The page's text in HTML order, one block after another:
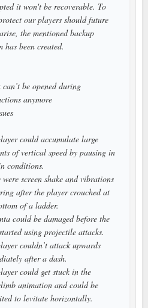
it won't be recoverable. To
our players should future
the mentioned backup
has been created.
can’t be opened during
anymore
could accumulate large
of vertical speed by pausing in
conditions.
were screen shake and vibrations
after the player crouched at
of a ladder.
could be damaged before the
using projectile attacks.
couldn’t attack upwards
after a dash.
could get stuck in the
animation and could be
to levitate horizontally.